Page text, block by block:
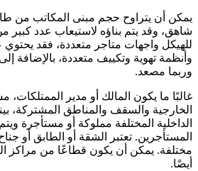
يمكن أن يتراوح حجم مبنى المكاتب من
شاهق، وقد يتم بناؤه لاستيعاب عدد كبير
للهيكل واجهات متاجر متعددة، فقد يحتوي
وأنظمة تهوية وتكييف متعددة، بالإضافة
وربما مصعد.
غالبًا ما يكون المالك أو مدير الممتلكات،
الخارجية والسقف والمناطق المشتركة،
الداخلية المختلفة مملوكة أو مستأجرة
المستأجرين. تعتبر الشقة أو الطابق أو
مختلفة. يمكن أن يكون قطاعًا من مراكز
أيضًا.